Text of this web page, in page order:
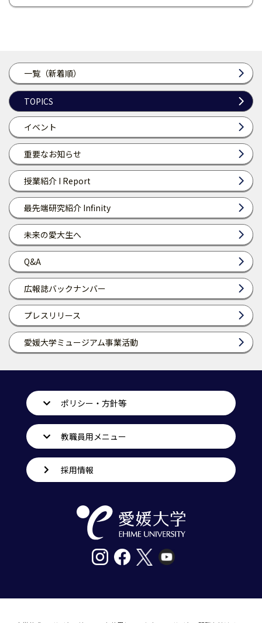
一覧（新着順）
TOPICS
イベント
重要なお知らせ
授業紹介 I Report
最先端研究紹介 Infinity
未来の愛大生へ
Q&A
広報誌バックナンバー
プレスリリース
愛媛大学ミュージアム事業活動
ポリシー・方針等
教職員用メニュー
採用情報